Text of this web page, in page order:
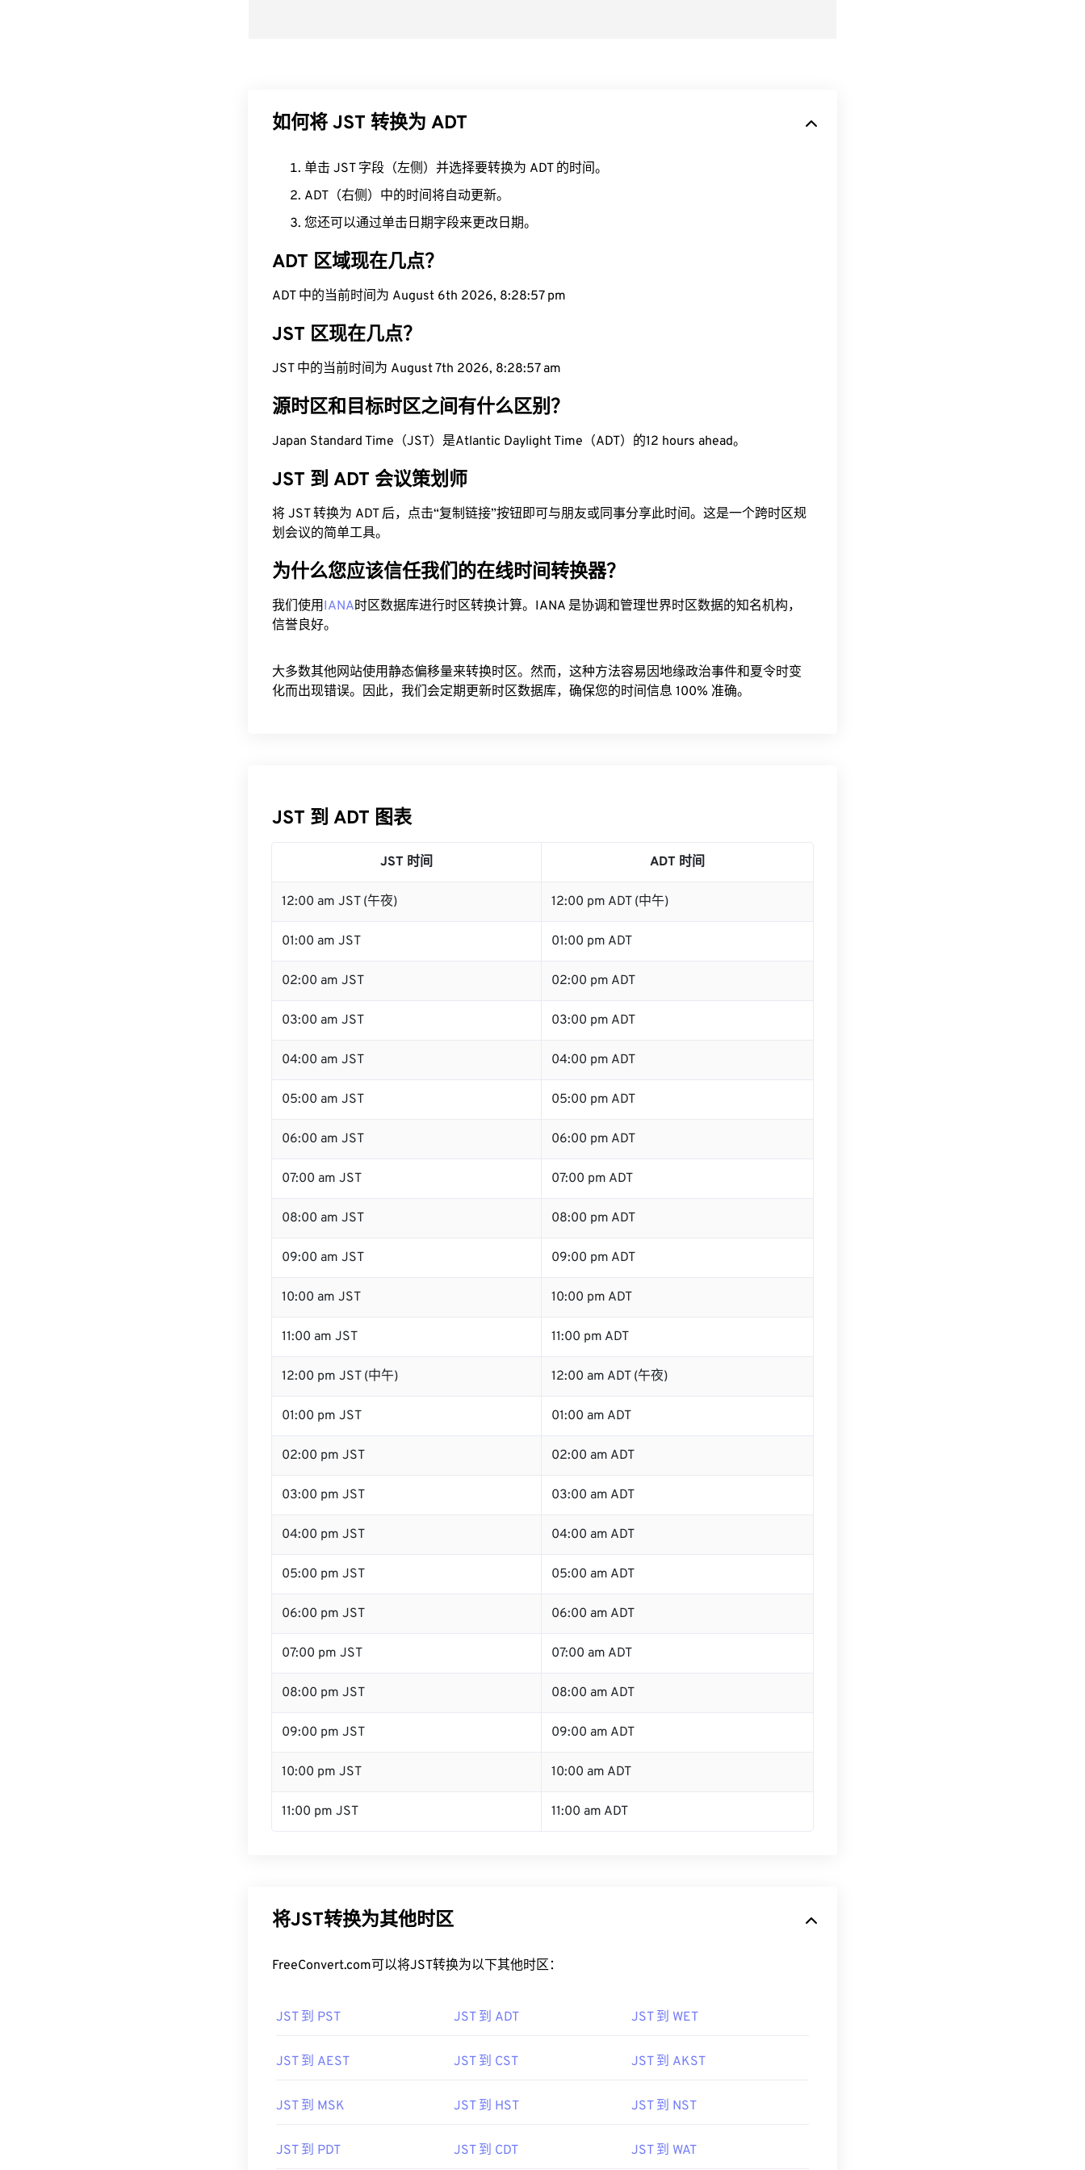
如何将 JST 转换为 ADT
单击 JST 字段（左侧）并选择要转换为 ADT 的时间。
ADT（右侧）中的时间将自动更新。
您还可以通过单击日期字段来更改日期。
ADT 区域现在几点？
ADT 中的当前时间为 August 6th 2026, 8:28:58 pm
JST 区现在几点？
JST 中的当前时间为 August 7th 2026, 8:28:58 am
源时区和目标时区之间有什么区别？
Japan Standard Time（JST）是Atlantic Daylight Time（ADT）的12 hours ahead。
JST 到 ADT 会议策划师
将 JST 转换为 ADT 后，点击“复制链接”按钮即可与朋友或同事分享此时间。这是一个跨时区规
划会议的简单工具。
为什么您应该信任我们的在线时间转换器？
我们使用IANA时区数据库进行时区转换计算。IANA 是协调和管理世界时区数据的知名机构，
信誉良好。
大多数其他网站使用静态偏移量来转换时区。然而，这种方法容易因地缘政治事件和夏令时变
化而出现错误。因此，我们会定期更新时区数据库，确保您的时间信息 100% 准确。
JST 到 ADT 图表
JST 时间 ADT 时间
12:00 am JST (午夜) 12:00 pm ADT (中午)
01:00 am JST 01:00 pm ADT
02:00 am JST 02:00 pm ADT
03:00 am JST 03:00 pm ADT
04:00 am JST 04:00 pm ADT
05:00 am JST 05:00 pm ADT
06:00 am JST 06:00 pm ADT
07:00 am JST 07:00 pm ADT
08:00 am JST 08:00 pm ADT
09:00 am JST 09:00 pm ADT
10:00 am JST 10:00 pm ADT
11:00 am JST 11:00 pm ADT
12:00 pm JST (中午) 12:00 am ADT (午夜)
01:00 pm JST 01:00 am ADT
02:00 pm JST 02:00 am ADT
03:00 pm JST 03:00 am ADT
04:00 pm JST 04:00 am ADT
05:00 pm JST 05:00 am ADT
06:00 pm JST 06:00 am ADT
07:00 pm JST 07:00 am ADT
08:00 pm JST 08:00 am ADT
09:00 pm JST 09:00 am ADT
10:00 pm JST 10:00 am ADT
11:00 pm JST 11:00 am ADT
将JST转换为其他时区
FreeConvert.com可以将JST转换为以下其他时区：
JST 到 PST JST 到 ADT JST 到 WET
JST 到 AEST JST 到 CST JST 到 AKST
JST 到 MSK JST 到 HST JST 到 NST
JST 到 PDT JST 到 CDT JST 到 WAT